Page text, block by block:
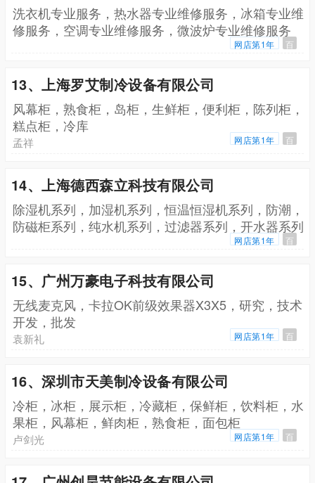
洗衣机专业服务，热水器专业维修服务，冰箱专业维
修服务，空调专业维修服务，微波炉专业维修服务
网店第1年 百
13、上海罗艾制冷设备有限公司
风幕柜，熟食柜，岛柜，生鲜柜，便利柜，陈列柜，
糕点柜，冷库
孟祥 网店第1年 百
14、上海德西森立科技有限公司
除湿机系列，加湿机系列，恒温恒湿机系列，防潮，
防磁柜系列，纯水机系列，过滤器系列，开水器系列
网店第1年 百
15、广州万豪电子科技有限公司
无线麦克风，卡拉OK前级效果器X3X5，研究，技术
开发，批发
袁新礼 网店第1年 百
16、深圳市天美制冷设备有限公司
冷柜，冰柜，展示柜，冷藏柜，保鲜柜，饮料柜，水
果柜，风幕柜，鲜肉柜，熟食柜，面包柜
卢剑光 网店第1年 百